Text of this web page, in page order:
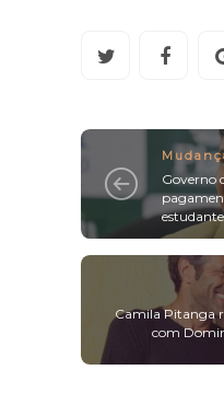
Governo
Camila Pitanga
com